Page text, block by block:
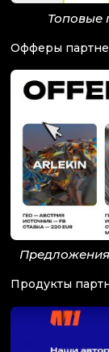
Топовые
Офферы
Продукты